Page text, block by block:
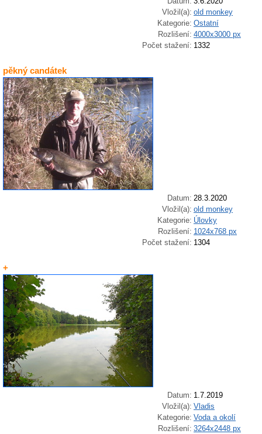
Vložil(a): old monkey
Kategorie: Ostatní
Rozlišení: 4000x3000 px
Počet stažení: 1332
pěkný candátek
Datum: 28.3.2020
Vložil(a): old monkey
Kategorie: Úlovky
Rozlišení: 1024x768 px
Počet stažení: 1304
+
Datum: 1.7.2019
Vložil(a): Vladis
Kategorie: Voda a okolí
Rozlišení: 3264x2448 px